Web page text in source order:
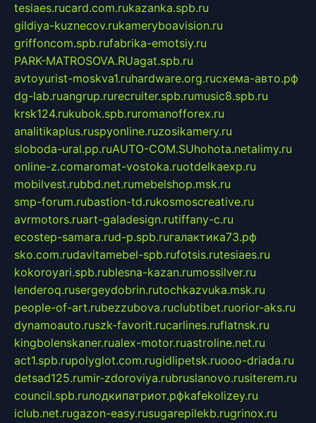
tesiaes.rucard.com.rukazanka.spb.ru
gildiya-kuznecov.rukameryboavision.ru
griffoncom.spb.rufabrika-emotsiy.ru
PARK-MATROSOVA.RUagat.spb.ru
avtoyurist-moskva1.ruhardware.org.ruсхема-авто.рф
dg-lab.ruangrup.rurecruiter.spb.rumusic8.spb.ru
krsk124.rukubok.spb.ruromanofforex.ru
analitikaplus.ruspyonline.ruzosikamery.ru
sloboda-ural.pp.ruAUTO-COM.SUhohota.netalimy.ru
online-z.comaromat-vostoka.ruotdelkaexp.ru
mobilvest.rubbd.net.rumebelshop.msk.ru
smp-forum.rubastion-td.rukosmoscreative.ru
avrmotors.ruart-galadesign.rutiffany-c.ru
ecostep-samara.rud-p.spb.ruгалактика73.рф
sko.com.rudavitamebel-spb.rufotsis.rutesiaes.ru
kokoroyari.spb.rublesna-kazan.rumossilver.ru
lenderoq.rusergeydobrin.rutochkazvuka.msk.ru
people-of-art.rubezzubova.ruclubtibet.ruorior-aks.ru
dynamoauto.ruszk-favorit.rucarlines.ruflatnsk.ru
kingbolenskaner.rualex-motor.ruastroline.net.ru
act1.spb.rupolyglot.com.rugidlipetsk.ruooo-driada.ru
detsad125.rumir-zdoroviya.rubruslanovo.rusiterem.ru
council.spb.ruлодкипатриот.рфkafekolizey.ru
iclub.net.rugazon-easy.rusugarepilekb.rugrinox.ru